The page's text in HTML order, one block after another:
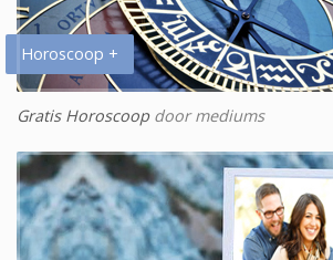
Horoscoop +
Gratis Horoscoopdoor mediums